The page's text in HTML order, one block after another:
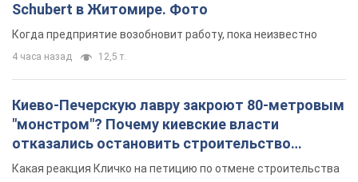
Schubert в Житомире. Фото
Когда предприятие возобновит работу, пока неизвестно
4 часа назад 12,5 т.
Киево-Печерскую лавру закроют 80-метровым
"монстром"? Почему киевские власти
отказались остановить строительство
небоскреба "московского верующего"
Какая реакция Кличко на петицию по отмене строительства